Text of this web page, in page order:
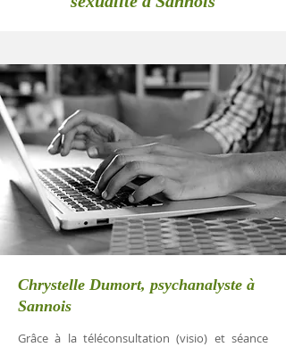
Chrystelle Dumort, psychanalyste à
Sannois
Grâce à la téléconsultation (visio) et séance